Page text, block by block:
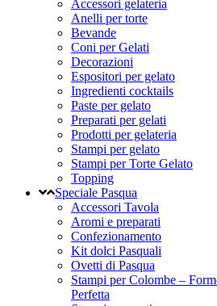
Accessori gelateria
Anelli per torte
Bevande
Coni per Gelati
Decorazioni
Espositori per gelato
Ingredienti cocktails
Paste per gelato
Preparati per gelati
Prodotti per gelateria
Stampi per gelato
Stampi per Torte Gelato
Topping
Speciale Pasqua
Accessori Tavola
Aromi e preparati
Confezionamento
Kit dolci Pasquali
Ovetti di Pasqua
Stampi per Colombe –
Perfetta